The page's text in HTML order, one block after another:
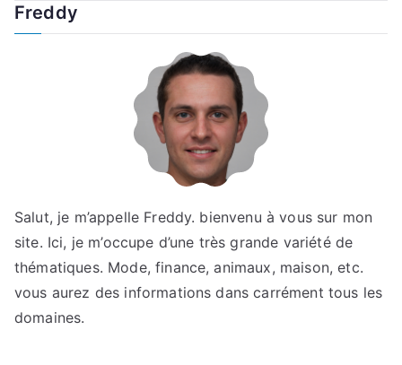
Freddy
Salut, je m’appelle Freddy. bienvenu à vous sur mon
site. Ici, je m’occupe d’une très grande variété de
thématiques. Mode, finance, animaux, maison, etc.
vous aurez des informations dans carrément tous les
domaines.